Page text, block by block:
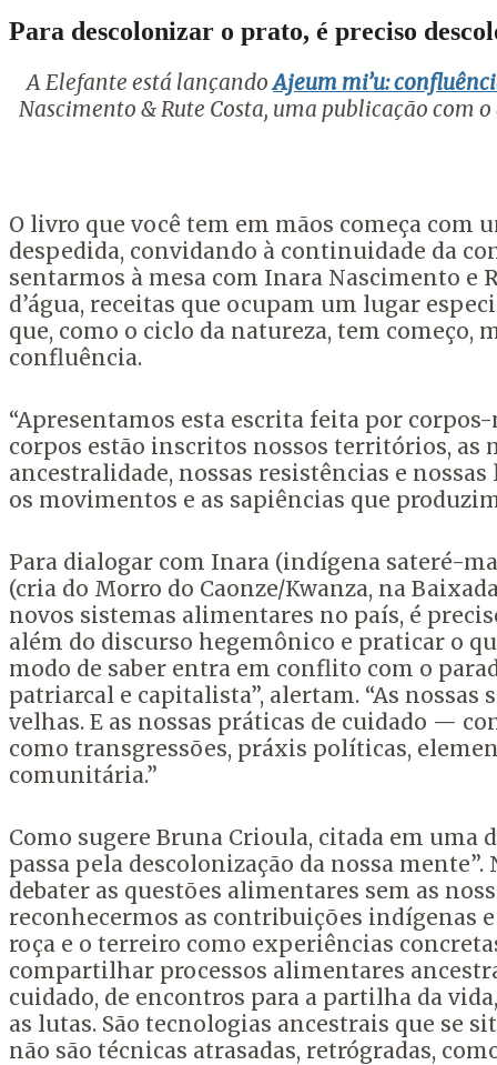
Para descolonizar o prato, é preciso
A Elefante está lançandoAjeum mi’u:
Nascimento & Rute Costa, uma publicação com
O livro que você tem em mãos começa
despedida, convidando à continuidade da
sentarmos à mesa com Inara Nascimento e
d’água, receitas que ocupam um lugar
que, como o ciclo da natureza, tem começo,
confluência.
“Apresentamos esta escrita feita por
corpos estão inscritos nossos territórios, as
ancestralidade, nossas resistências e
os movimentos e as sapiências que
Para dialogar com Inara (indígena sateré-
(cria do Morro do Caonze/Kwanza, na
novos sistemas alimentares no país, é
além do discurso hegemônico e praticar o
modo de saber entra em conflito com o
patriarcal e capitalista”, alertam. “As nossas
velhas. E as nossas práticas de cuidado —
como transgressões, práxis políticas,
comunitária.”
Como sugere Bruna Crioula, citada em uma
passa pela descolonização da nossa
debater as questões alimentares sem as
reconhecermos as contribuições indígenas
roça e o terreiro como experiências
compartilhar processos alimentares
cuidado, de encontros para a partilha da
as lutas. São tecnologias ancestrais que se
não são técnicas atrasadas, retrógradas,